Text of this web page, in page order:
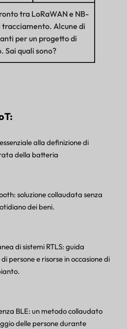
tra LoRaWANe NB-
Alcune di
per un progetto di
Sai quali sono?
alla definizione di
della batteria
soluzione collaudata senza
dei beni.
di sistemi RTLS: guida
persone e risorse in occasione di
BLE: un metodo collaudato
delle persone durante